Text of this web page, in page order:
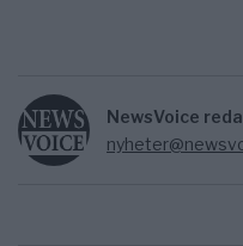
NewsVoice